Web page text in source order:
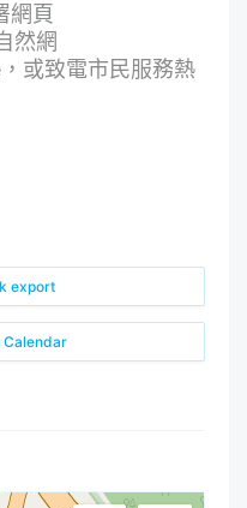
網頁
然網
，或致電市民服務熱
Calendar
export